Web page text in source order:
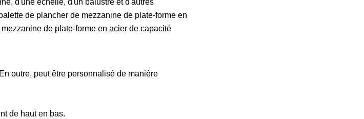
d'une échelle, d'un balustre et d'autres
de plancher de mezzanine de plate-forme en
de plate-forme en acier de capacité
outre, peut être personnalisé de manière
de haut en bas.